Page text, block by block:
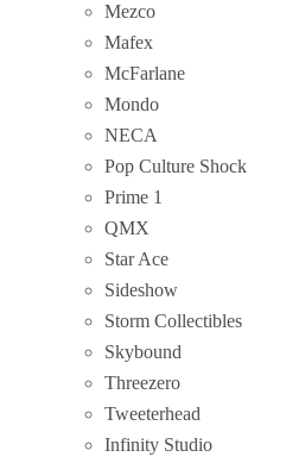
Mezco
Mafex
McFarlane
Mondo
NECA
Pop Culture Shock
Prime 1
QMX
Star Ace
Sideshow
Storm Collectibles
Skybound
Threezero
Tweeterhead
Infinity Studio